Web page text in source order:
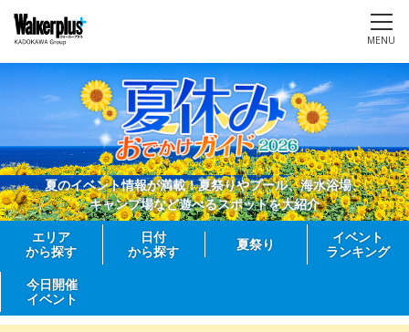
MENU
夏のイベント情報が満載！夏祭りやプール、海水浴場、
キャンプ場など遊べるスポットを大紹介
エリア
から探す
日付
から探す
夏祭り
イベント
ランキング
今日開催
イベント